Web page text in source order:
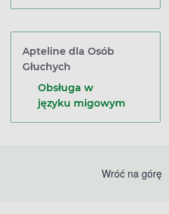
Apteline dla Osób
Głuchych
Obsługa w
języku migowym
Wróć na górę